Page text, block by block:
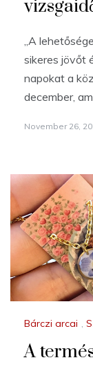
„A
sikeres jövőt
napokat a
december,
November 26,
Bárczi arcai ,
A